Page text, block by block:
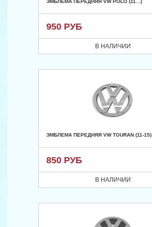
950 РУБ
В НАЛИЧИИ
ЭМБЛЕМА ПЕРЕДНЯЯ VW TOURAN (11-15)
850 РУБ
В НАЛИЧИИ